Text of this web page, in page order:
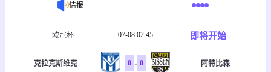
情报
欧冠杯 07-08 02:45 即将开始
克拉克斯维克 0 - 0 阿特比森